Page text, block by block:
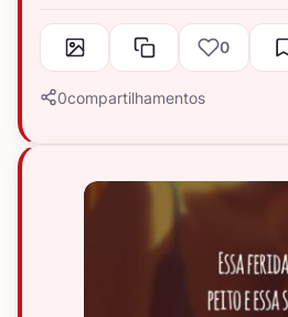
0
0compartilhamentos